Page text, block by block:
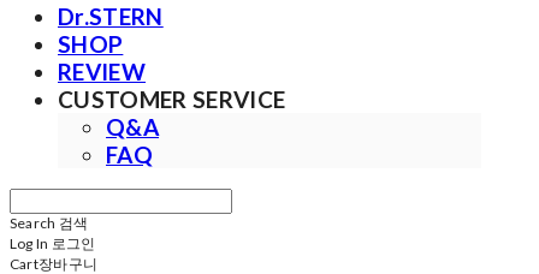
Dr.STERN
SHOP
REVIEW
CUSTOMER SERVICE
Q&A
FAQ
Search 검색
Log In 로그인
Cart장바구니